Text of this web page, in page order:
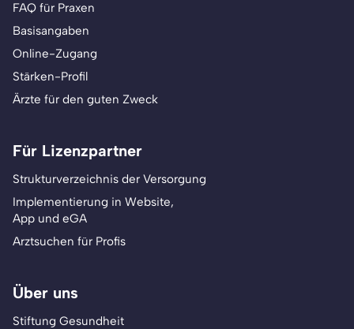
FAQ für Praxen
Basisangaben
Online-Zugang
Stärken-Profil
Ärzte für den guten Zweck
Für Lizenzpartner
Strukturverzeichnis der Versorgung
Implementierung in Website,
App und eGA
Arztsuchen für Profis
Über uns
Stiftung Gesundheit